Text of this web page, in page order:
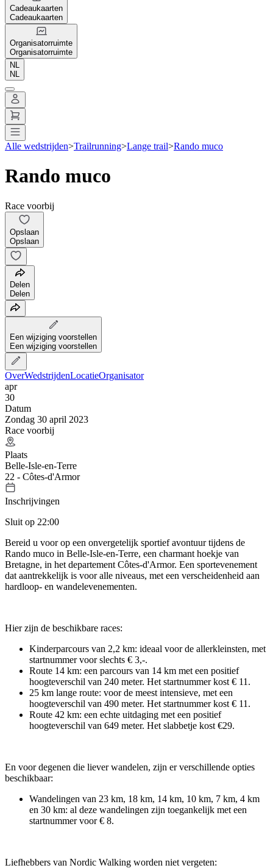
Cadeaukaarten
Cadeaukaarten
Organisatorruimte
Organisatorruimte
NL
NL
Alle wedstrijden>Trailrunning>Lange trail>Rando muco
Rando muco
Race voorbij
Opslaan
Opslaan
Delen
Delen
Een wijziging voorstellen
Een wijziging voorstellen
OverWedstrijdenLocatieOrganisator
apr
30
Datum
Zondag 30 april 2023
Race voorbij
Plaats
Belle-Isle-en-Terre
22 - Côtes-d'Armor
Inschrijvingen
Sluit op 22:00
Bereid u voor op een onvergetelijk sportief avontuur tijdens de
Rando muco in Belle-Isle-en-Terre, een charmant hoekje van
Bretagne, in het departement Côtes-d'Armor. Een sportevenement
dat aantrekkelijk is voor alle niveaus, met een verscheidenheid aan
hardloop- en wandelevenementen.
Hier zijn de beschikbare races:
Kinderparcours van 2,2 km: ideaal voor de allerkleinsten, met
startnummer voor slechts € 3,-.
Route 14 km: een parcours van 14 km met een positief
hoogteverschil van 240 meter. Het startnummer kost € 11.
25 km lange route: voor de meest intensieve, met een
hoogteverschil van 490 meter. Het startnummer kost € 11.
Route 42 km: een echte uitdaging met een positief
hoogteverschil van 649 meter. Het slabbetje kost €29.
En voor degenen die liever wandelen, zijn er verschillende opties
beschikbaar:
Wandelingen van 23 km, 18 km, 14 km, 10 km, 7 km, 4 km
en 30 km: al deze wandelingen zijn toegankelijk met een
startnummer voor € 8.
Liefhebbers van Nordic Walking worden niet vergeten: